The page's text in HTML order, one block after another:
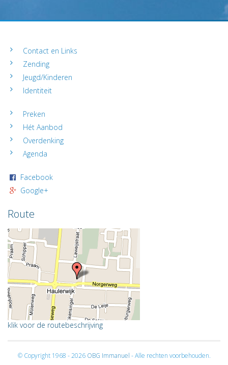
Contact en Links
Zending
Jeugd/Kinderen
Identiteit
Preken
Hét Aanbod
Overdenking
Agenda
Facebook
Google+
Route
klik voor de routebeschrijving
© Copyright 1968 - 2026 OBG Immanuel - Alle rechten voorbehouden.